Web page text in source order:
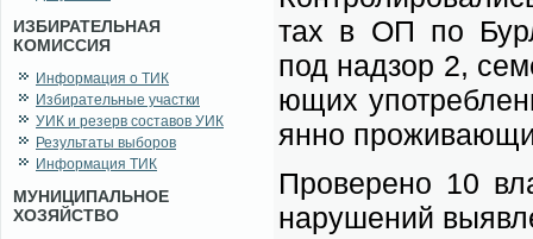
ИЗБИРАТЕЛЬНАЯ
КОМИССИЯ
Информация о ТИК
Избирательные участки
УИК и резерв составов УИК
Результаты выборов
Информация ТИК
МУНИЦИПАЛЬНОЕ
ХОЗЯЙСТВО
тах в ОП по
под над­зор 2,
ю­щих
ян­но
Про­ве­ре­но 10
на­ру­ше­ний